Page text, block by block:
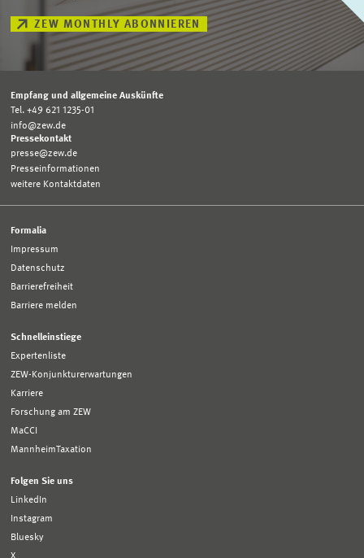
ZEW MONTHLY ABONNIEREN
Empfang und allgemeine Auskünfte
Tel. +49 621 1235-01
info@zew.de
Pressekontakt
presse@zew.de
Presseinformationen
weitere Kontaktdaten
Formalia
Impressum
Datenschutz
Barrierefreiheit
Barriere melden
Schnelleinstiege
Expertenliste
ZEW-Konjunkturerwartungen
Karriere
Forschung am ZEW
MaCCI
MannheimTaxation
Folgen Sie uns
LinkedIn
Instagram
Bluesky